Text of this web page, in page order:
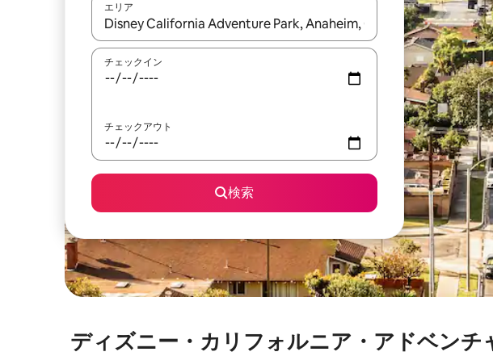
エリア
検索結果が表示されたら、上下の矢印キーを使って移動するか、画面をタ
チェックイン
チェックアウト
検索
ディズニー・カリフォルニア・アドベン